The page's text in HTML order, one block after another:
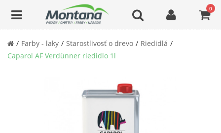
0
Farby - laky Starostlivosť o drevo
Riedidlá
Caparol AF Verdünner riedidlo 1l